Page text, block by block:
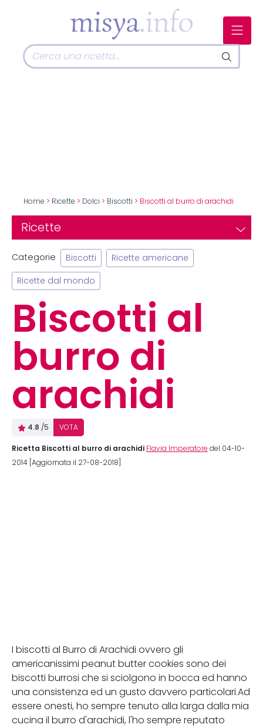
Home > Ricette > Dolci > Biscotti > Biscotti al burro di arachidi
Ricette
Categorie Biscotti Ricette americane
Ricette dal mondo
Biscotti al
burro di
arachidi
4.8 /5 VOTA
Ricetta Biscotti al burro di arachidi Flavia Imperatore del 04-10-
2014 [Aggiornata il 27-08-2018]
I biscotti al Burro di Arachidi ovvero gli
americanissimi peanut butter cookies sono dei
biscotti burrosi che si sciolgono in bocca ed hanno
una consistenza ed un gusto davvero particolari.Ad
essere onesti, ho sempre tenuto alla larga dalla mia
cucina il burro d'arachidi, l'ho sempre reputato